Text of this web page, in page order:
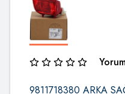
9811718380 ARKA